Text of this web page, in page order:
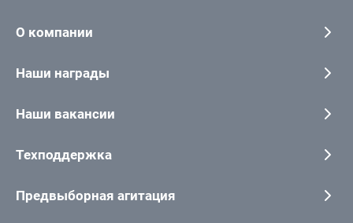
О компании
Наши награды
Наши вакансии
Техподдержка
Предвыборная агитация